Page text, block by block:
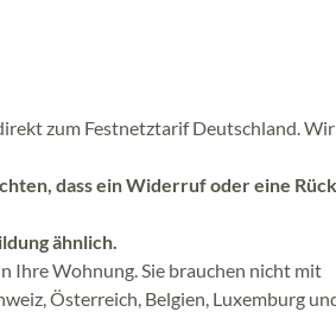
zum Festnetztarif Deutschland. Wir
dass ein Widerruf oder eine
ähnlich.
Ihre Wohnung. Sie brauchen nicht mit
Österreich, Belgien, Luxemburg